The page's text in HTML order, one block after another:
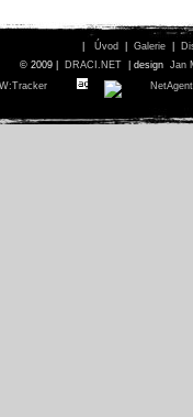
Úvod Galerie
© 2009 |
DRACI.NET | design Jan